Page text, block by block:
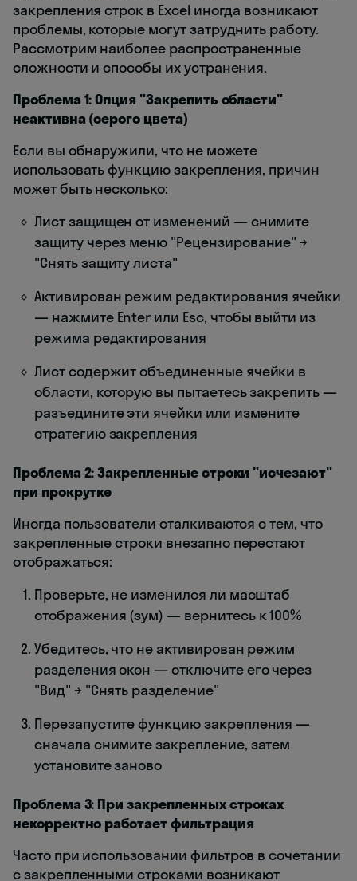
закрепления строк в Excel иногда возникают
проблемы, которые могут затруднить работу.
Рассмотрим наиболее распространенные
сложности и способы их устранения.
Проблема 1: Опция "Закрепить области"
неактивна (серого цвета)
Если вы обнаружили, что не можете
использовать функцию закрепления, причин
может быть несколько:
Лист защищен от изменений — снимите
защиту через меню "Рецензирование" →
"Снять защиту листа"
Активирован режим редактирования ячейки
— нажмите Enter или Esc, чтобы выйти из
режима редактирования
Лист содержит объединенные ячейки в
области, которую вы пытаетесь закрепить —
разъедините эти ячейки или измените
стратегию закрепления
Проблема 2: Закрепленные строки "исчезают"
при прокрутке
Иногда пользователи сталкиваются с тем, что
закрепленные строки внезапно перестают
отображаться:
Проверьте, не изменился ли масштаб
отображения (зум) — вернитесь к 100%
Убедитесь, что не активирован режим
разделения окон — отключите его через
"Вид" → "Снять разделение"
Перезапустите функцию закрепления —
сначала снимите закрепление, затем
установите заново
Проблема 3: При закрепленных строках
некорректно работает фильтрация
Часто при использовании фильтров в сочетании
с закрепленными строками возникают